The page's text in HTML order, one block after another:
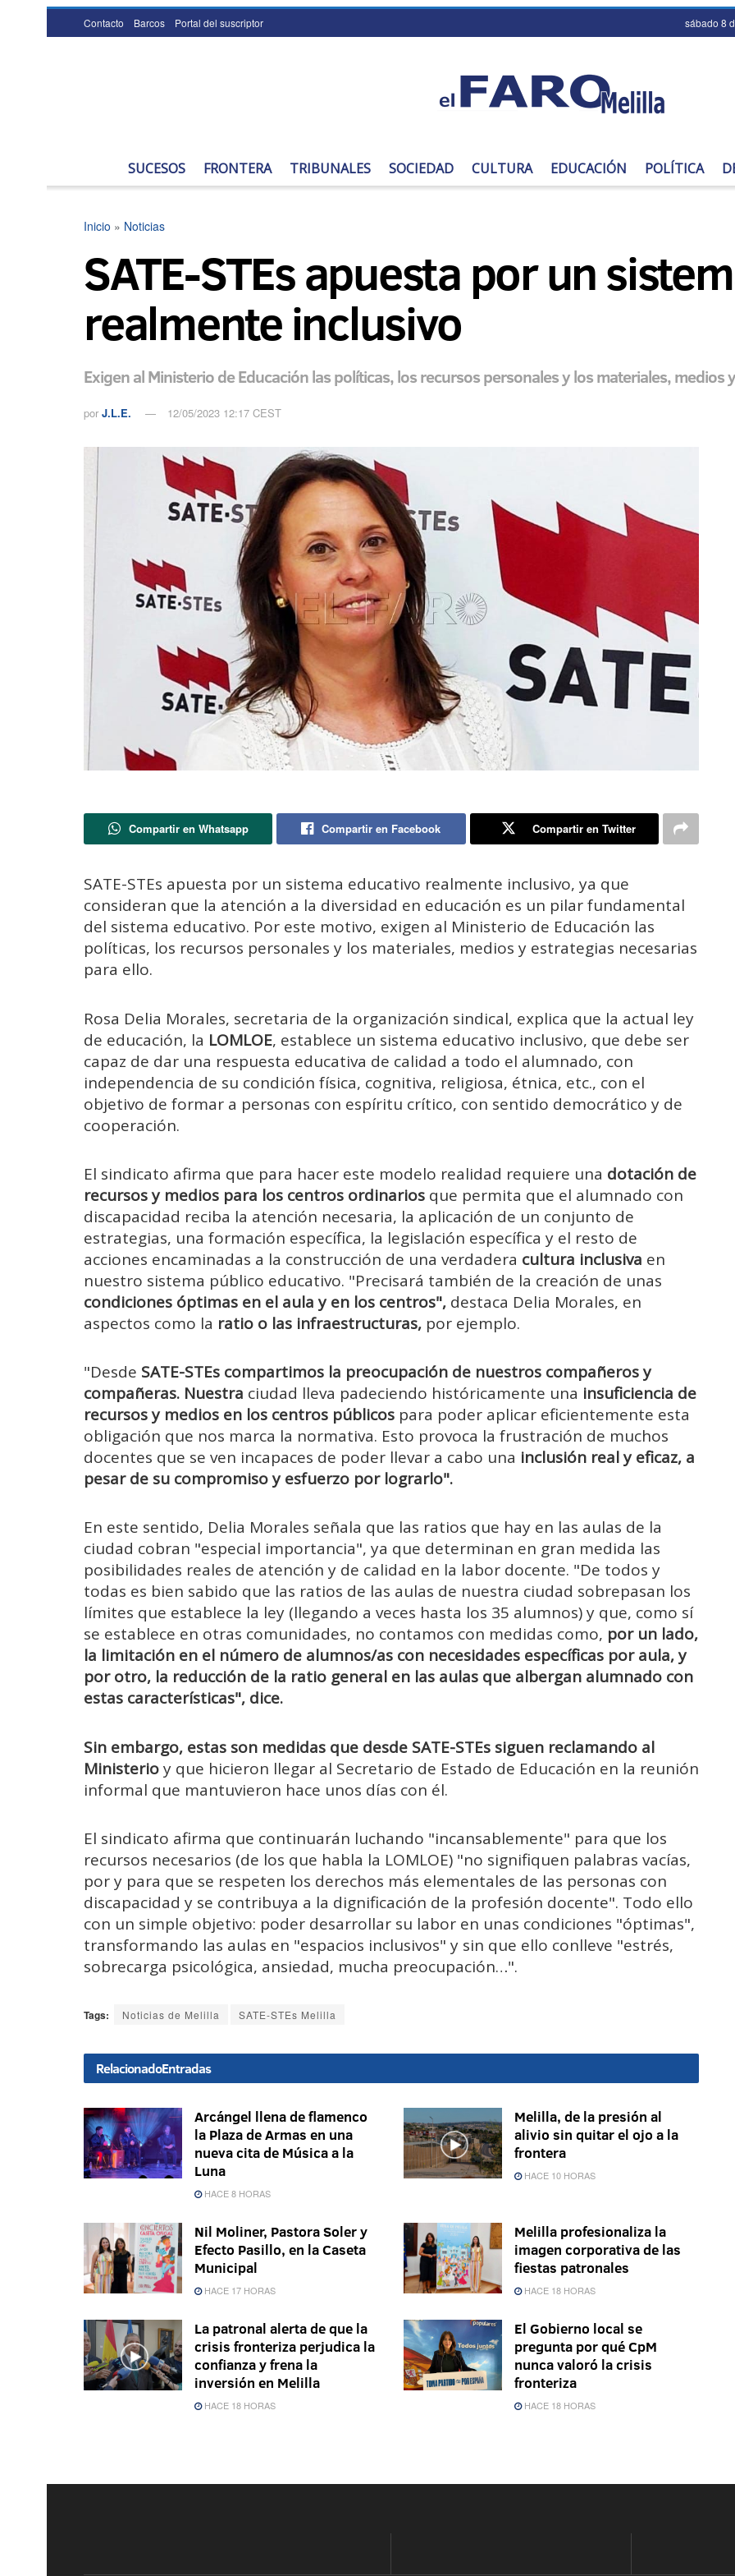
Contacto Barcos Portal del suscriptor sábado 8
SUCESOS FRONTERA TRIBUNALES SOCIEDAD CULTURA EDUCACIÓN POLÍTICA
Inicio » Noticias
SATE-STEs apuesta por un
realmente inclusivo
Exigen al Ministerio de Educación las políticas, los recursos personales y los materiales, medios
por J.L.E. 12/05/2023 12:17 CEST
Compartir en Whatsapp Compartir en Facebook Compartir en Twitter
SATE-STEs apuesta por un sistema educativo realmente inclusivo, ya que
consideran que la atención a la diversidad en educación es un pilar fundamental
del sistema educativo. Por este motivo, exigen al Ministerio de Educación las
políticas, los recursos personales y los materiales, medios y estrategias necesarias
para ello.
Rosa Delia Morales, secretaria de la organización sindical, explica que la actual ley
de educación, la LOMLOE, establece un sistema educativo inclusivo, que debe ser
capaz de dar una respuesta educativa de calidad a todo el alumnado, con
independencia de su condición física, cognitiva, religiosa, étnica, etc., con el
objetivo de formar a personas con espíritu crítico, con sentido democrático y de
cooperación.
El sindicato afirma que para hacer este modelo realidad requiere una dotación de
recursos y medios para los centros ordinarios que permita que el alumnado con
discapacidad reciba la atención necesaria, la aplicación de un conjunto de
estrategias, una formación específica, la legislación específica y el resto de
acciones encaminadas a la construcción de una verdadera cultura inclusiva en
nuestro sistema público educativo. "Precisará también de la creación de unas
condiciones óptimas en el aula y en los centros", destaca Delia Morales, en
aspectos como la ratio o las infraestructuras, por ejemplo.
"Desde SATE-STEs compartimos la preocupación de nuestros compañeros y
compañeras. Nuestra ciudad lleva padeciendo históricamente una insuficiencia de
recursos y medios en los centros públicos para poder aplicar eficientemente esta
obligación que nos marca la normativa. Esto provoca la frustración de muchos
docentes que se ven incapaces de poder llevar a cabo una inclusión real y eficaz, a
pesar de su compromiso y esfuerzo por lograrlo".
En este sentido, Delia Morales señala que las ratios que hay en las aulas de la
ciudad cobran "especial importancia", ya que determinan en gran medida las
posibilidades reales de atención y de calidad en la labor docente. "De todos y
todas es bien sabido que las ratios de las aulas de nuestra ciudad sobrepasan los
límites que establece la ley (llegando a veces hasta los 35 alumnos) y que, como sí
se establece en otras comunidades, no contamos con medidas como, por un lado,
la limitación en el número de alumnos/as con necesidades específicas por aula, y
por otro, la reducción de la ratio general en las aulas que albergan alumnado con
estas características", dice.
Sin embargo, estas son medidas que desde SATE-STEs siguen reclamando al
Ministerioy que hicieron llegar al Secretario de Estado de Educación en la reunión
informal que mantuvieron hace unos días con él.
El sindicato afirma que continuarán luchando "incansablemente" para que los
recursos necesarios (de los que habla la LOMLOE) "no signifiquen palabras vacías,
por y para que se respeten los derechos más elementales de las personas con
discapacidad y se contribuya a la dignificación de la profesión docente". Todo ello
con un simple objetivo: poder desarrollar su labor en unas condiciones "óptimas",
transformando las aulas en "espacios inclusivos" y sin que ello conlleve "estrés,
sobrecarga psicológica, ansiedad, mucha preocupación…".
Tags: Noticias de Melilla SATE-STEs Melilla
RelacionadoEntradas
Arcángel llena de flamenco
la Plaza de Armas en una
nueva cita de Música a la
Luna
HACE 8 HORAS
Melilla, de la presión al
alivio sin quitar el ojo a la
frontera
HACE 10 HORAS
Nil Moliner, Pastora Soler y
Efecto Pasillo, en la Caseta
Municipal
HACE 17 HORAS
Melilla profesionaliza la
imagen corporativa de las
fiestas patronales
HACE 18 HORAS
La patronal alerta de que la
crisis fronteriza perjudica la
confianza y frena la
inversión en Melilla
HACE 18 HORAS
El Gobierno local se
pregunta por qué CpM
nunca valoró la crisis
fronteriza
HACE 18 HORAS